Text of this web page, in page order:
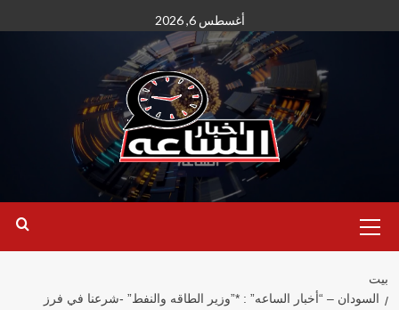
إلى
أغسطس 6, 2026
الأساسية
بيت
السودان – “أخبار الساعه” : *”وزير الطاقه والنفط” -شرعنا في فرز